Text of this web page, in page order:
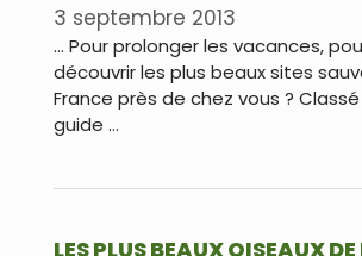
3 septembre 2013
… Pour prolonger les vacances,
découvrir les plus beaux sites
France près de chez vous ?
guide …
LES PLUS BEAUX OISEAUX